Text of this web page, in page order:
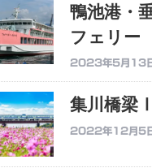
鴨池港・
フェリー
2023年5月13
集川橋梁
2022年12月5